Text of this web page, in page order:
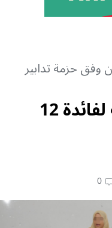
وطنيا يوم 7 جوان وفق حزمة تدابير
حركة تحويلات التربية لفائدة 12
0